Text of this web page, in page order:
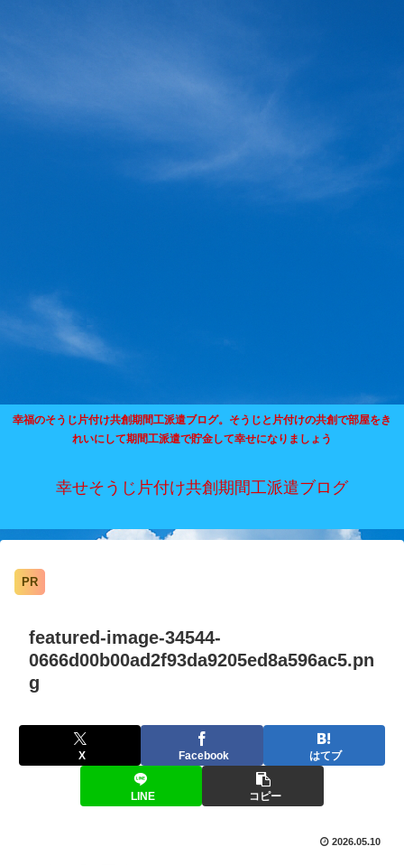
幸福のそうじ片付け共創期間工派遣ブログ。そうじと片付けの共創で部屋をき
れいにして期間工派遣で貯金して幸せになりましょう
幸せそうじ片付け共創期間工派遣ブログ
PR
featured-image-34544-
0666d00b00ad2f93da9205ed8a596ac5.pn
g
X Facebook はてブ
LINE コピー
2026.05.10